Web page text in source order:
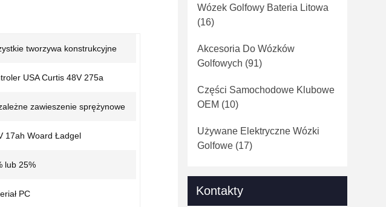
tworzywa konstrukcyjne
USA Curtis 48V 275a
zawieszenie sprężynowe
17ah Woard Ładgel
lub 25%
PC
Wózek Golfowy Bateria Litowa
(16)
Akcesoria Do Wózków
Golfowych (91)
Części Samochodowe Klubowe
OEM (10)
Używane Elektryczne Wózki
Golfowe (17)
Kontakty